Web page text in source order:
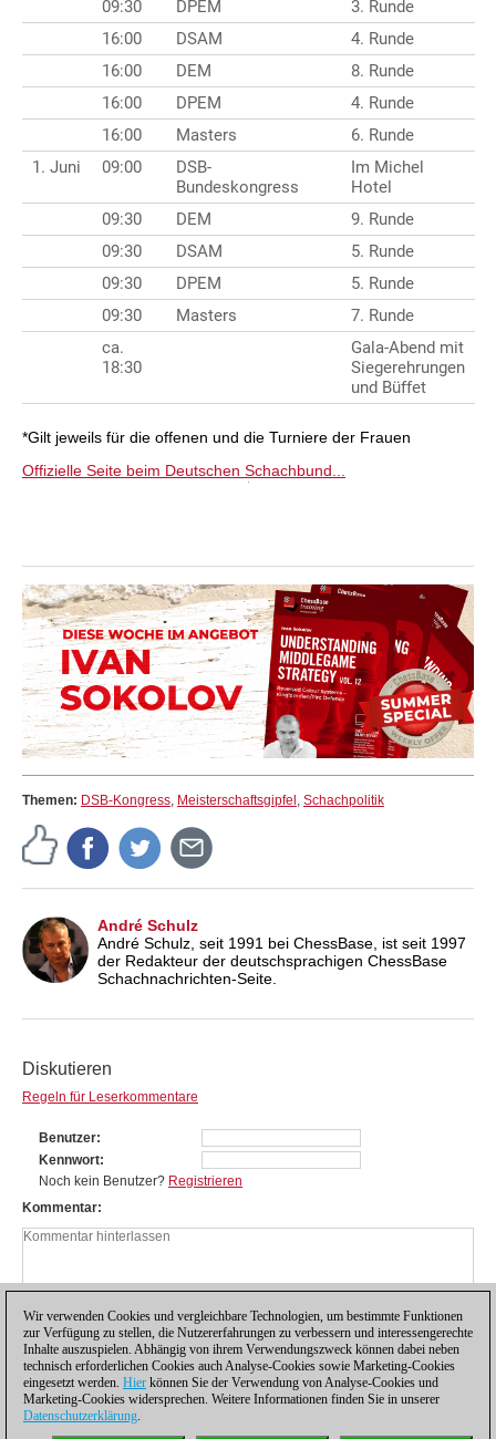
09:30 DPEM
3. Runde
16:00
DSAM
4. Runde
16:00
DEM
8. Runde
16:00
DPEM
4. Runde
16:00
Masters
6. Runde
1. Juni
09:00
DSB-
Bundeskongress
Im Michel
Hotel
09:30
DEM
9. Runde
09:30
DSAM
5. Runde
09:30
DPEM
5. Runde
09:30
Masters
7. Runde
ca.
18:30
Gala-Abend mit
Siegerehrungen
und Büffet
*Gilt jeweils für die offenen und die Turniere der Frauen
Offizielle Seite beim Deutschen Schachbund...
Themen: DSB-Kongress Meisterschaftsgipfel Schachpolitik
André Schulz
André Schulz, seit 1991 bei ChessBase, ist seit 1997
der Redakteur der deutschsprachigen ChessBase
Schachnachrichten-Seite.
Diskutieren
Regeln für Leserkommentare
Benutzer
Kennwort
Noch kein Benutzer? Registrieren
Kommentar
Wir verwenden Cookies und vergleichbare Technologien, um bestimmte Funktionen
zur Verfügung zu stellen, die Nutzererfahrungen zu verbessern und interessengerechte
Inhalte auszuspielen. Abhängig von ihrem Verwendungszweck können dabei neben
technisch erforderlichen Cookies auch Analyse-Cookies sowie Marketing-Cookies
eingesetzt werden. Hier können Sie der Verwendung von Analyse-Cookies und
Marketing-Cookies widersprechen. Weitere Informationen finden Sie in unserer
Datenschutzerklärung.